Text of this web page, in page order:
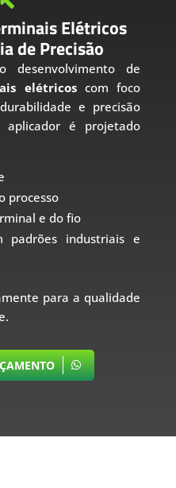
Elétricos
de Precisão
de
elétricoscom foco
e precisão
aplicador é projetado
processo
e do fio
padrões industriais e
para a qualidade